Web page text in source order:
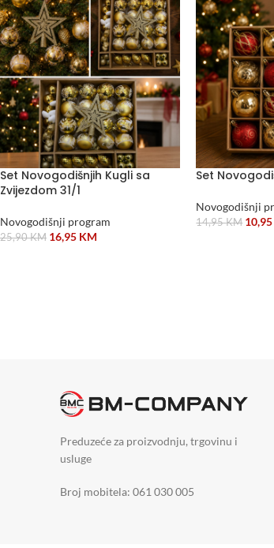
Set Novogodišnjih Kugli sa
Zvijezdom 31/1
Novogodišnji program
25,90KM 16,95 KM
Set
Novogodišnji
14,95KM 10,95
Preduzeće za proizvodnju, trgovinu i
usluge
Broj mobitela: 061 030 005